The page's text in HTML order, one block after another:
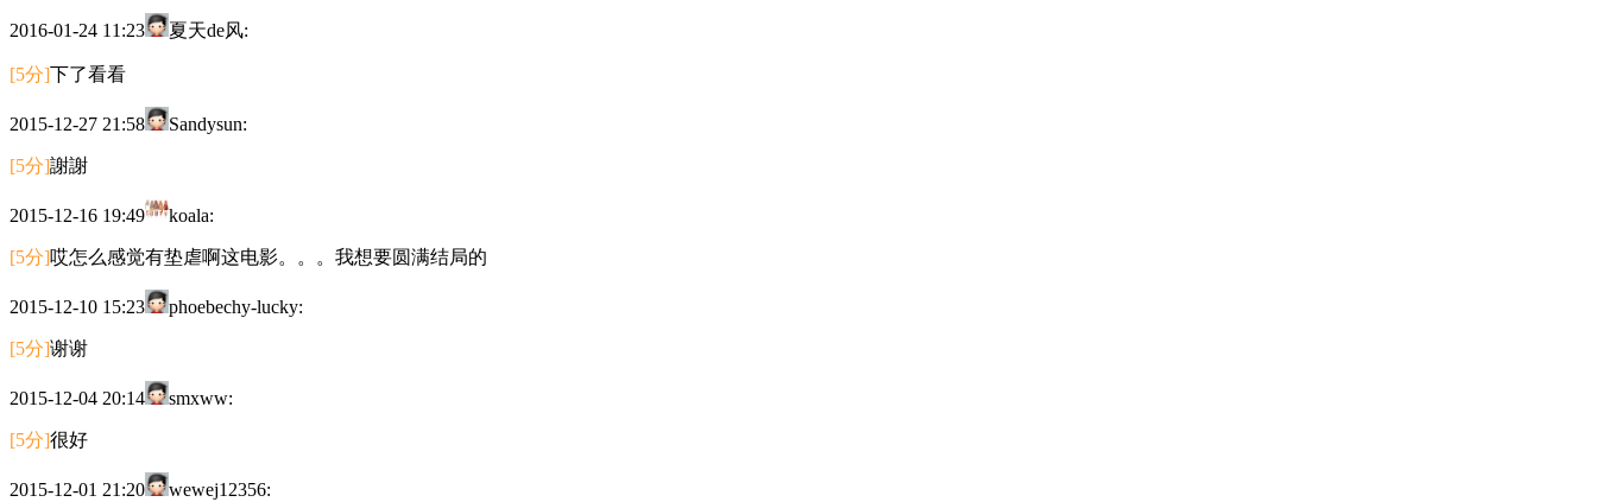
2016-01-24 11:23 夏天de风:
[5分]下了看看
2015-12-27 21:58 Sandysun:
[5分]謝謝
2015-12-16 19:49 koala:
[5分]哎怎么感觉有垫虐啊这电影。。。我想要圆满结局的
2015-12-10 15:23 phoebechy-lucky:
[5分]谢谢
2015-12-04 20:14 smxww:
[5分]很好
2015-12-01 21:20 wewej12356: